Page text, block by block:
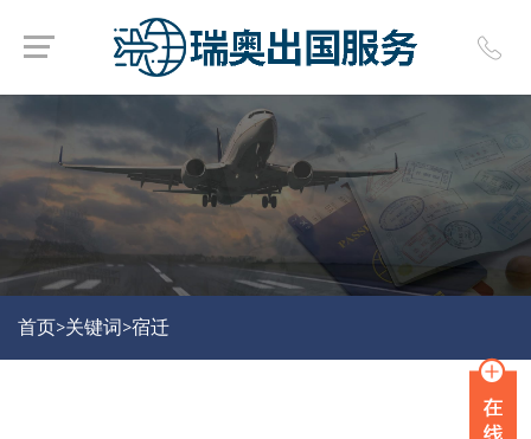
首页>关键词>宿迁